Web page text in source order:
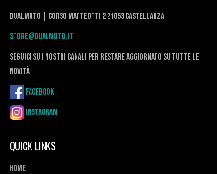
DualMoto | corso Matteotti 2 21053 Castellanza
store@dualmoto.it
seguici su i nostri canali per restare aggiornato su tutte le
novità
Facebook
Instagram
QUICK LINKS
Home